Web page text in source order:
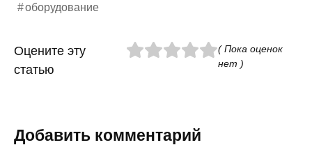
оборудование
Оцените эту
статью
( Пока оценок
нет )
Добавить комментарий